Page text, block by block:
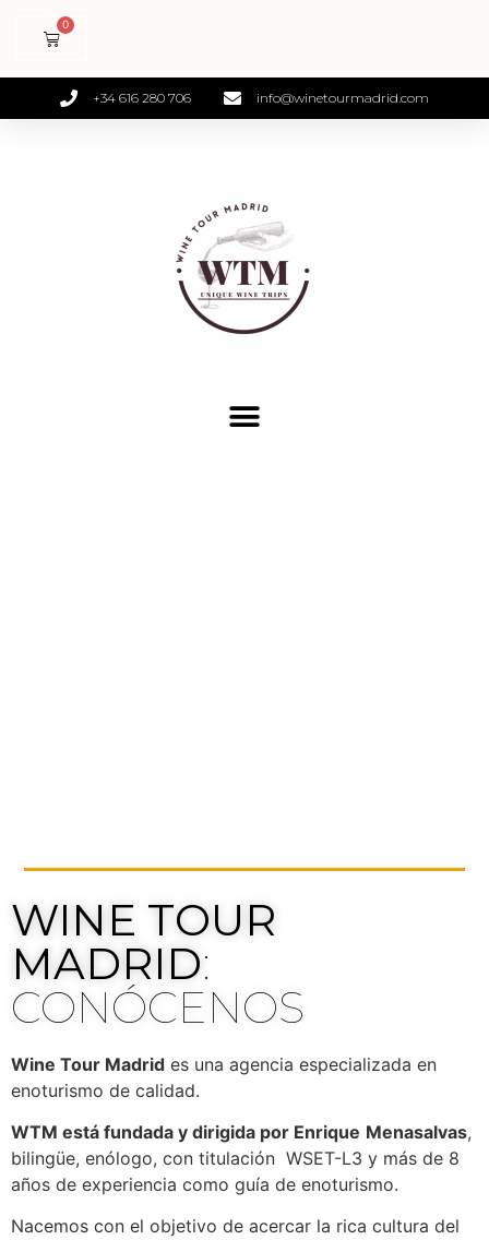
+34 616 280 706 info@winetourmadrid.com
WINE TOUR
MADRID:
CONÓCENOS
Wine Tour Madrid es una agencia especializada en
enoturismo de calidad.
WTM está fundada y dirigida por Enrique Menasalvas,
bilingüe, enólogo, con titulación WSET-L3 y más de 8
años de experiencia como guía de enoturismo.
Nacemos con el objetivo de acercar la rica cultura del